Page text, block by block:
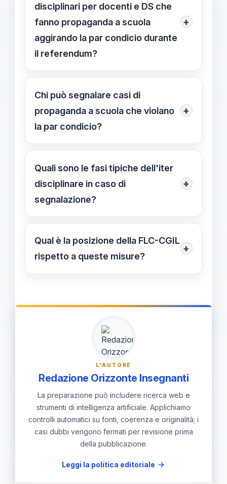
disciplinari per docenti e DS che
fanno propaganda a scuola
aggirando la par condicio durante
il referendum?
+
Verificare contenuti di parte nelle
lezioni e nelle comunicazioni; se
confermata, avviare l'iter disciplinare
per evitare condizionamenti nel voto.
Chi può segnalare casi di
propaganda a scuola che violano
la par condicio?
+
Possono segnalare docenti, dirigenti
scolastici, studenti e famiglie agli
Uffici Scolastici Regionali che
osservano contenuti di parte o
Quali sono le fasi tipiche dell'iter
disciplinare in caso di
segnalazione?
+
Contestazione, contraddittorio e
decisione, con possibile istruttoria; le
sanzioni seguono la disciplina del
Qual è la posizione della FLC-CGIL
rispetto a queste misure?
+
La FLC-CGIL critica l’impostazione e
evitare autocensura e tutelare
l’autonomia professionale dei docenti.
L'AUTORE
Redazione Orizzonte Insegnanti
La preparazione può includere ricerca web e
strumenti di intelligenza artificiale. Applichiamo
controlli automatici su fonti, coerenza e originalità; i
casi dubbi vengono fermati per revisione prima
della pubblicazione.
Leggi la politica editoriale